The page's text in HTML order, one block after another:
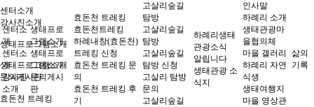
센터소개
강사진소개
생태프로그램소개
생태프로그램소개
문의게시판
효돈천 트레킹
센터소
개
센터소
개
강사진
소개
생태프로
그램소개
생태프로
그램소개
문의게시
판
효돈천 트레킹
효돈천트레킹
하례내창(효돈천)
트레킹 신청
효돈천 트레킹 문
의
효돈천 트레킹 후
기
고살리숲길
탐방
고살리숲길
탐방
고살리숲길
탐방 신청
고살리 탐방
문의
고살리숲길
하례리생태
관광소식
알립니다
생태관광 소
식지
인사말
하례리 소개
생태관광마
을협의체
마을 갤러리
하례리 자연
식생
생태여행지
마을 영상관
삶의
기록